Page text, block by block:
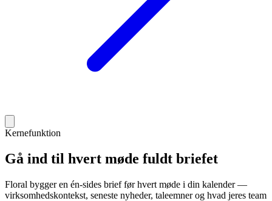
Kernefunktion
Gå ind til hvert møde fuldt briefet
Floral bygger en én-sides brief før hvert møde i din kalender —
virksomhedskontekst, seneste nyheder, taleemner og hvad jeres team